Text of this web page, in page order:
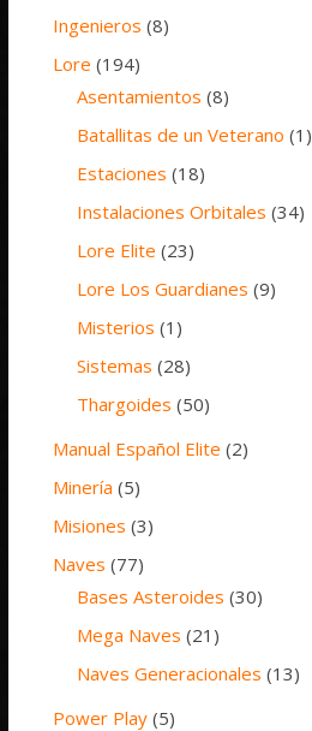
Ingenieros (8)
Lore (194)
Asentamientos (8)
Batallitas de un Veterano (1)
Estaciones (18)
Instalaciones Orbitales (34)
Lore Elite (23)
Lore Los Guardianes (9)
Misterios (1)
Sistemas (28)
Thargoides (50)
Manual Español Elite (2)
Minería (5)
Misiones (3)
Naves (77)
Bases Asteroides (30)
Mega Naves (21)
Naves Generacionales (13)
Power Play (5)